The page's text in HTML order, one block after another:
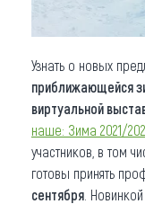
Узнать о новых
приближающейся
виртуальной
наше: Зима 2021/
участников, в том
готовы принять
сентября .